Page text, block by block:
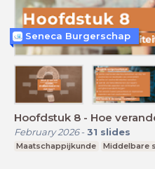
Hoofdstuk 8 - Hoe
February 2026- 31 slides
Maatschappijkunde Middelbare
Seneca Burgerschap